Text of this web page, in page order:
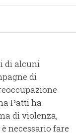
di alcuni
di
Patti ha
di violenza,
necessario fare